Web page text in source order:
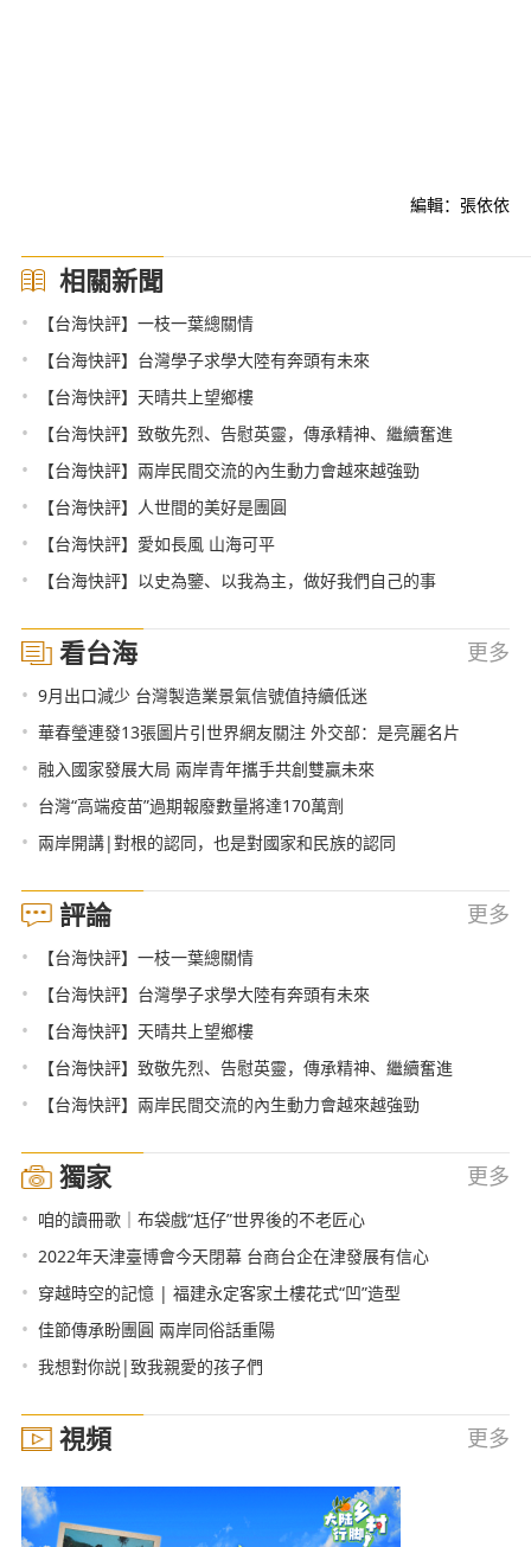
編輯：張依依
相關新聞
• 【台海快評】一枝一葉總關情
• 【台海快評】台灣學子求學大陸有奔頭有未來
• 【台海快評】天晴共上望鄉樓
• 【台海快評】致敬先烈、告慰英靈，傳承精神、繼續奮進
• 【台海快評】兩岸民間交流的內生動力會越來越強勁
• 【台海快評】人世間的美好是團圓
• 【台海快評】愛如長風 山海可平
• 【台海快評】以史為鑒、以我為主，做好我們自己的事
看台海 更多
• 9月出口減少 台灣製造業景氣信號值持續低迷
• 華春瑩連發13張圖片引世界網友關注 外交部：是亮麗名片
• 融入國家發展大局 兩岸青年攜手共創雙贏未來
• 台灣“高端疫苗”過期報廢數量將達170萬劑
• 兩岸開講|對根的認同，也是對國家和民族的認同
評論 更多
• 【台海快評】一枝一葉總關情
• 【台海快評】台灣學子求學大陸有奔頭有未來
• 【台海快評】天晴共上望鄉樓
• 【台海快評】致敬先烈、告慰英靈，傳承精神、繼續奮進
• 【台海快評】兩岸民間交流的內生動力會越來越強勁
獨家 更多
• 咱的讀冊歌｜布袋戲“尪仔”世界後的不老匠心
• 2022年天津臺博會今天閉幕 台商台企在津發展有信心
• 穿越時空的記憶 | 福建永定客家土樓花式“凹”造型
• 佳節傳承盼團圓 兩岸同俗話重陽
• 我想對你説|致我親愛的孩子們
視頻 更多